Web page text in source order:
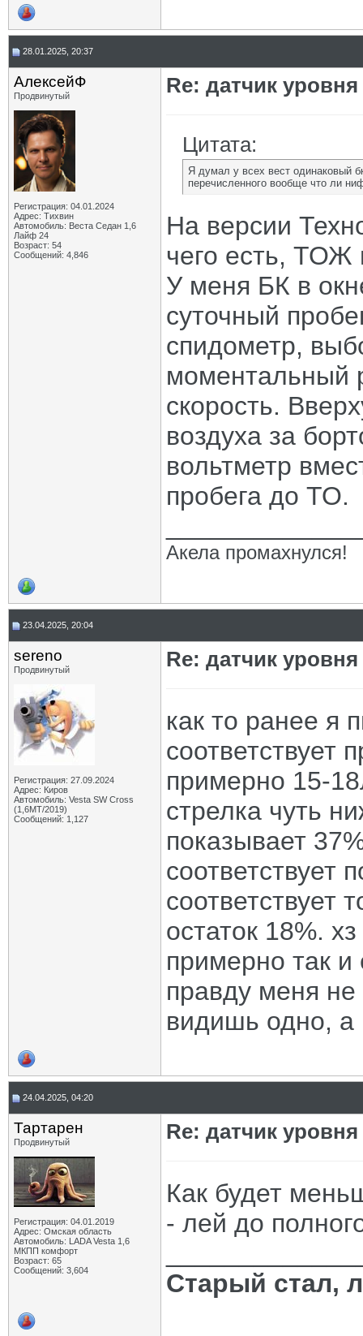
28.01.2025, 20:37
АлексейФ
Продвинутый
Регистрация: 04.01.2024
Адрес: Тихвин
Автомобиль: Веста Седан 1,6
Лайф 24
Возраст: 54
Сообщений: 4,846
Re: датчик
Цитата:
Я думал у всех вест одинаковый
перечисленного вообще что ли
На версии
чего есть, ТОЖ
У меня БК в
суточный
спидометр,
моментальный
скорость.
воздуха за
вольтметр
пробега до ТО.
Акела промахнулся!
23.04.2025, 20:04
sereno
Продвинутый
Регистрация: 27.09.2024
Адрес: Киров
Автомобиль: Vesta SW Cross
(1,6МТ/2019)
Сообщений: 1,127
Re: датчик
как то ранее я
соответствует
примерно 15-
стрелка чуть
показывает
соответствует
соответствует
остаток 18%.
примерно так и
правду меня не
видишь одно, а
24.04.2025, 04:20
Тартарен
Продвинутый
Регистрация: 04.01.2019
Адрес: Омская область
Автомобиль: LADA Vesta 1,6
МКПП комфорт
Возраст: 65
Сообщений: 3,604
Re: датчик
Как будет
- лей до
Старый стал,